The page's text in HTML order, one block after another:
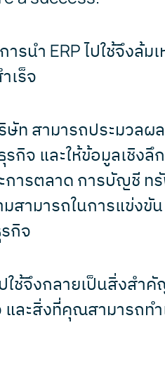
นำ ERP ไปใช้จึงล้ม
เร็จ
ษัท สามารถประมวล
จ และให้ข้อมูลเชิงลึ
ารตลาด การบัญชี ท
ามารถในการแข่งขั
กิจ
ใช้จึงกลายเป็นสิ่งส
และสิ่งที่คุณสามารถท